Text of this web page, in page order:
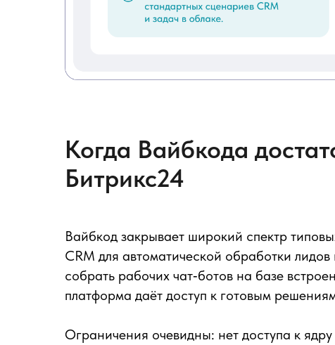
Когда Вайбкода
Битрикс24
Вайбкод закрывает широкий спектр
CRM для автоматической обработки
собрать рабочих чат‑ботов на базе
платформа даёт доступ к готовым
Ограничения очевидны: нет доступа к